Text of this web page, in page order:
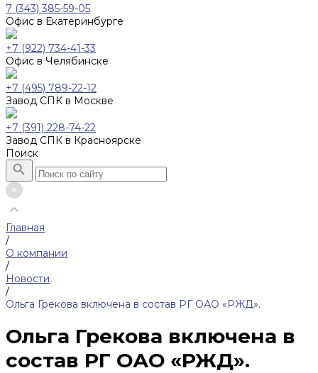
7 (343) 385-59-05
Офис в Екатеринбурге
+7 (922) 734-41-33
Офис в Челябинске
+7 (495) 789-22-12
Завод СПК в Москве
+7 (391) 228-74-22
Завод СПК в Красноярске
Поиск
Главная
/
О компании
/
Новости
/
Ольга Грекова включена в состав РГ ОАО «РЖД».
Ольга Грекова включена в
состав РГ ОАО «РЖД».